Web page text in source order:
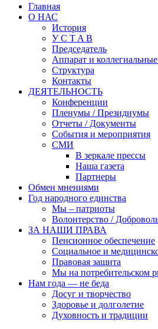
Главная
О НАС
История
У С T A B
Председатель
Аппарат и
Структура
Контакты
ДЕЯТЕЛЬНОСТЬ
Конференции
Пленумы / Президиумы
Отчеты / Документы
События и мероприятия
СМИ
В зеркале прессы
Наша газета
Партнеры
Обмен мнениями
Год народного единства
Мы – патриоты
Волонтерство /
ЗА НАШИ ПРАВА
Пенсионное обеспечение
Социальное и
Правовая защита
Мы на потребительском
Нам года — не беда
Досуг и творчество
Здоровье и долголетие
Духовность и традиции